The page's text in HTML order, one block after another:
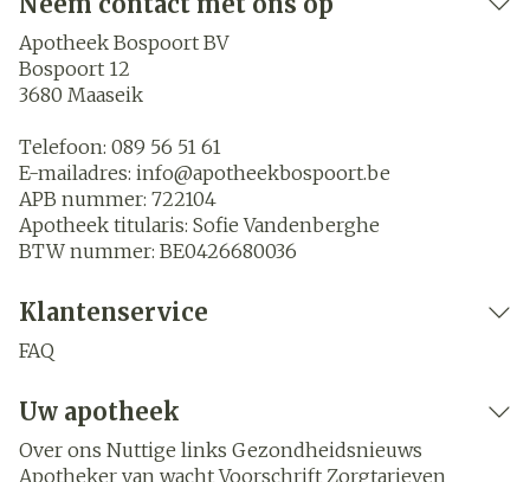
Apotheek Bospoort BV
Bospoort 12
3680 Maaseik
Telefoon: 089 56 51 61
E-mailadres: info@apotheekbospoort.be
APB nummer: 722104
Apotheek titularis: Sofie Vandenberghe
BTW nummer: BE0426680036
Klantenservice
FAQ
Uw apotheek
Over ons Nuttige links Gezondheidsnieuws
Apotheker van wacht Voorschrift Zorgtarieven